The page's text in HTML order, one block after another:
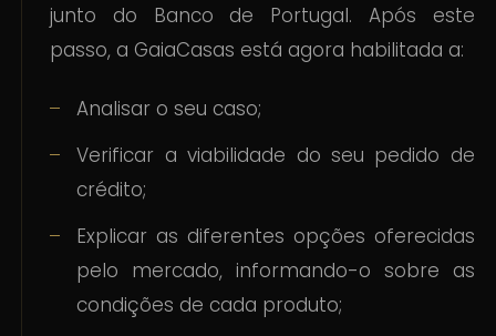
junto do Banco de Portugal. Após este
passo, a GaiaCasas está agora habilitada a:
Analisar o seu caso;
Verificar a viabilidade do seu pedido de
crédito;
Explicar as diferentes opções oferecidas
pelo mercado, informando-o sobre as
condições de cada produto;